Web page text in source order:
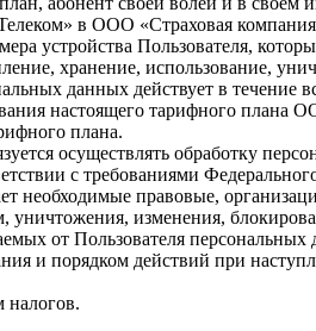
в ООО «Страховая
устройства Пользователя,
хранение, использование,
данных действует в
настоящего тарифного плана
плана.
осуществлять обработку
с требованиями
необходимые правовые,
уничтожения, изменения,
от Пользователя персональных
и порядком действий при
налогов.